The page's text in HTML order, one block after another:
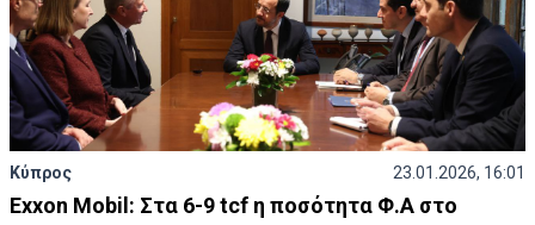
Κύπρος 23.01.2026, 16:01
Εxxon Mobil: Στα 6-9 tcf η ποσότητα Φ.Α στο